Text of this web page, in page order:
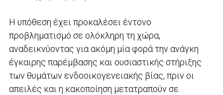
Η υπόθεση έχει προκαλέσει έντονο
προβληματισμό σε ολόκληρη τη χώρα,
αναδεικνύοντας για ακόμη μία φορά την ανάγκη
έγκαιρης παρέμβασης και ουσιαστικής στήριξης
των θυμάτων ενδοοικογενειακής βίας, πριν οι
απειλές και η κακοποίηση μετατραπούν σε